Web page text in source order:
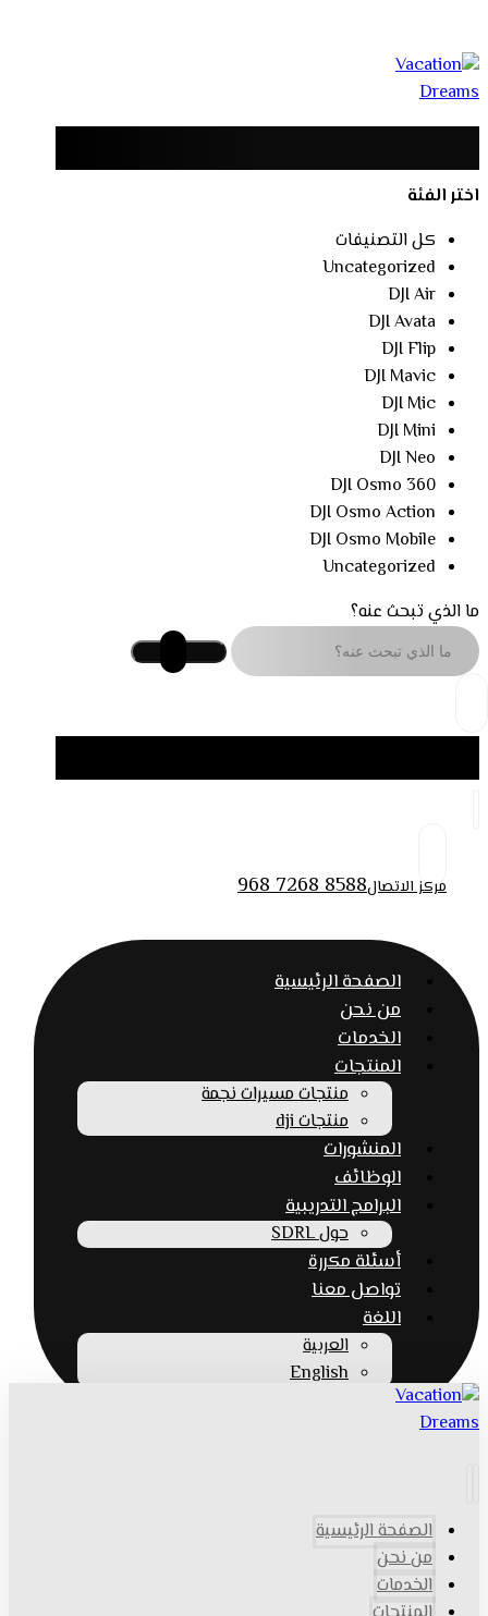
اختر الفئة
كل التصنيفات
Uncategorized
DJI Air
DJI Avata
DJI Flip
DJI Mavic
DJI Mic
DJI Mini
DJI Neo
DJI Osmo 360
DJI Osmo Action
DJI Osmo Mobile
Uncategorized
ما الذي تبحث عنه؟
مركز الاتصال968 7268 8588
الصفحة الرئيسية
من نحن
الخدمات
المنتجات
منتجات مسيرات نجمة
منتجات dji
المنشورات
الوظائف
البرامج التدريبية
حول SDRL
أسئلة مكررة
تواصل معنا
اللغة
العربية
English
الصفحة الرئيسية
من نحن
الخدمات